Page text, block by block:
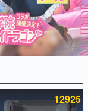
数万以上！ などな
渾身の“殿堂入り”記
12925